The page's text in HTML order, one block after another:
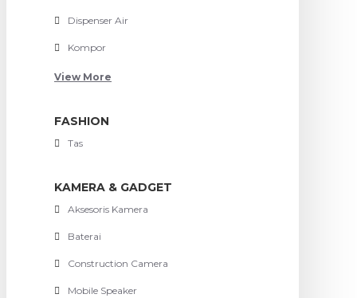
Dispenser Air
Kompor
View More
FASHION
Tas
KAMERA & GADGET
Aksesoris Kamera
Baterai
Construction Camera
Mobile Speaker